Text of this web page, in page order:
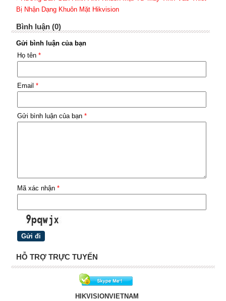
Bị Nhận Dạng Khuôn Mặt Hikvision
Bình luận (0)
Gửi bình luận của bạn
Họ tên *
Email *
Gửi bình luận của bạn *
Mã xác nhận *
HỖ TRỢ TRỰC TUYẾN
HIKVISIONVIETNAM